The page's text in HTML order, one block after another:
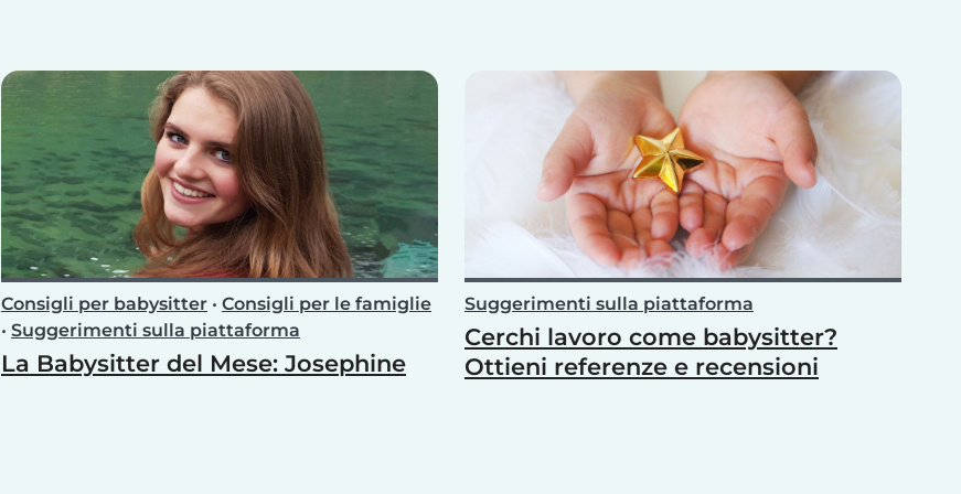
Consigli per babysitter • Consigli per le famiglie
• Suggerimenti sulla piattaforma
La Babysitter del Mese: Josephine
Suggerimenti sulla piattaforma
Cerchi lavoro come babysitter?
Ottieni referenze e recensioni